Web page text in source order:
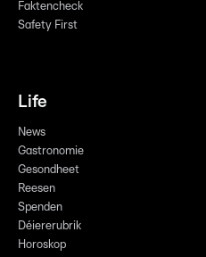
Faktencheck
Safety First
Life
News
Gastronomie
Gesondheet
Reesen
Spenden
Déiererubrik
Horoskop